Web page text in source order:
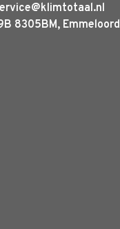
8305BM, Emmeloord